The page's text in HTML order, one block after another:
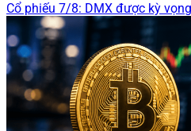
Cổ phiếu 7/8: DMX được kỳ